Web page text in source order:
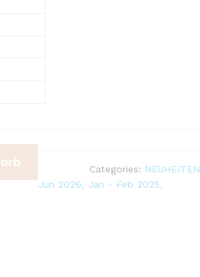
Categories: NEUHEITEN
Jun 2026
Jan - Feb 2025